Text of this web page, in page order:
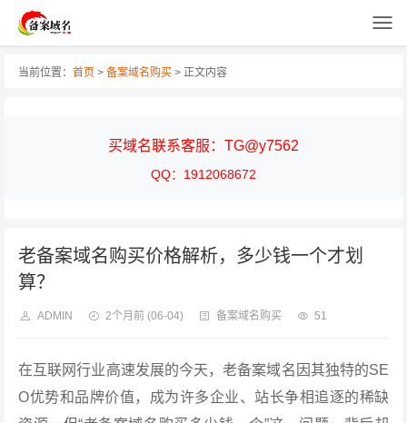
当前位置： 首页 > 备案域名购买 > 正文内容
买域名联系客服：TG@y7562
QQ：1912068672
老备案域名购买价格解析，多少钱一个才划
算？
ADMIN 2个月前 (06-04) 备案域名购买 51
在互联网行业高速发展的今天，老备案域名因其独特的SE
O优势和品牌价值，成为许多企业、站长争相追逐的稀缺